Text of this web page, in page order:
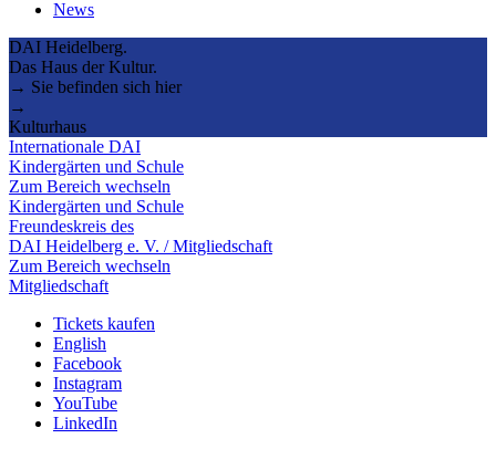
News
DAI Heidelberg.
Das Haus der Kultur.
→ Sie befinden sich hier
→
Kulturhaus
Internationale DAI
Kindergärten und Schule
Zum Bereich wechseln
Kindergärten und Schule
Freundeskreis des
DAI Heidelberg e. V. / Mitgliedschaft
Zum Bereich wechseln
Mitgliedschaft
Tickets kaufen
English
Facebook
Instagram
YouTube
LinkedIn